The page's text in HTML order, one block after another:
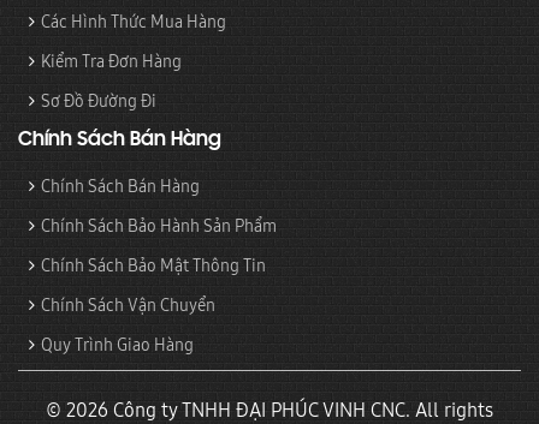
Các Hình Thức Mua Hàng
Kiểm Tra Đơn Hàng
Sơ Đồ Đường Đi
Chính Sách Bán Hàng
Chính Sách Bán Hàng
Chính Sách Bảo Hành Sản Phẩm
Chính Sách Bảo Mật Thông Tin
Chính Sách Vận Chuyển
Quy Trình Giao Hàng
© 2026 Công ty TNHH ĐẠI PHÚC VINH CNC. All rights